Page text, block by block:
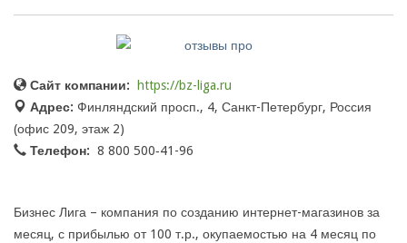
Сайт компании:
https://bz-liga.ru
Адрес: Финляндский просп., 4, Санкт-Петербург, Россия
(офис 209, этаж 2)
Телефон: 8 800 500‑41-96
Бизнес Лига – компания по созданию интернет-магазинов за
месяц, с прибылью от 100 т.р., окупаемостью на 4 месяц по